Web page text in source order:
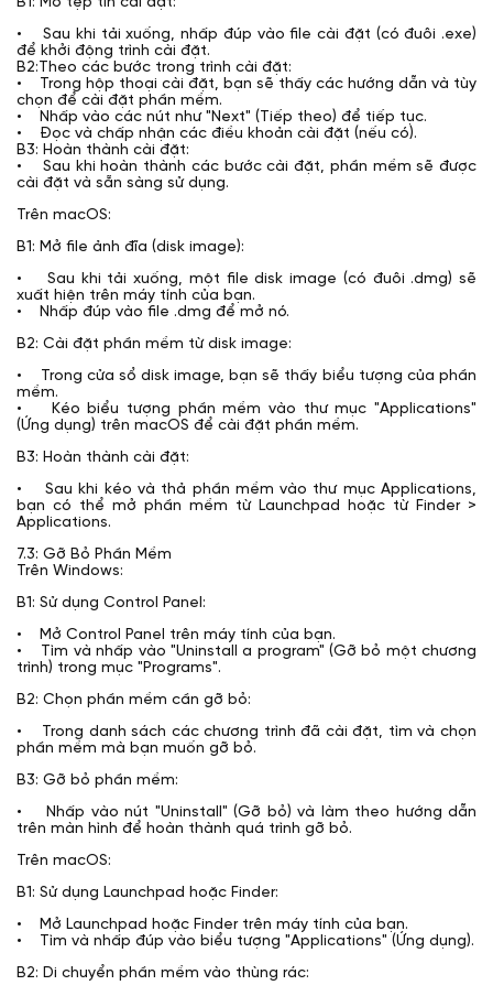
• Sau khi tải xuống, nhấp đúp vào file cài đặt (có đuôi .exe)
để khởi động trình cài đặt.
B2:Theo các bước trong trình cài đặt:
• Trong hộp thoại cài đặt, bạn sẽ thấy các hướng dẫn và tùy
chọn để cài đặt phần mềm.
• Nhấp vào các nút như "Next" (Tiếp theo) để tiếp tục.
• Đọc và chấp nhận các điều khoản cài đặt (nếu có).
B3: Hoàn thành cài đặt:
• Sau khi hoàn thành các bước cài đặt, phần mềm sẽ được
cài đặt và sẵn sàng sử dụng.
Trên macOS:
B1: Mở file ảnh đĩa (disk image):
• Sau khi tải xuống, một file disk image (có đuôi .dmg) sẽ
xuất hiện trên máy tính của bạn.
• Nhấp đúp vào file .dmg để mở nó.
B2: Cài đặt phần mềm từ disk image:
• Trong cửa sổ disk image, bạn sẽ thấy biểu tượng của phần
mềm.
• Kéo biểu tượng phần mềm vào thư mục "Applications"
(Ứng dụng) trên macOS để cài đặt phần mềm.
B3: Hoàn thành cài đặt:
• Sau khi kéo và thả phần mềm vào thư mục Applications,
bạn có thể mở phần mềm từ Launchpad hoặc từ Finder >
Applications.
7.3: Gỡ Bỏ Phần Mềm
Trên Windows:
B1: Sử dụng Control Panel:
• Mở Control Panel trên máy tính của bạn.
• Tìm và nhấp vào "Uninstall a program" (Gỡ bỏ một chương
trình) trong mục "Programs".
B2: Chọn phần mềm cần gỡ bỏ:
• Trong danh sách các chương trình đã cài đặt, tìm và chọn
phần mềm mà bạn muốn gỡ bỏ.
B3: Gỡ bỏ phần mềm:
• Nhấp vào nút "Uninstall" (Gỡ bỏ) và làm theo hướng dẫn
trên màn hình để hoàn thành quá trình gỡ bỏ.
Trên macOS:
B1: Sử dụng Launchpad hoặc Finder:
• Mở Launchpad hoặc Finder trên máy tính của bạn.
• Tìm và nhấp đúp vào biểu tượng "Applications" (Ứng dụng).
B2: Di chuyển phần mềm vào thùng rác: